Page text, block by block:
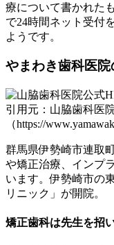
療について書かれた
で24時間ネット受付
ようです。
やまわき歯科医院
引用元：山脇歯科医
（https://
群馬県伊勢崎市連取
や矯正治療、インプ
います。伊勢崎市の
リニック」が開院。
矯正歯科は先生を招